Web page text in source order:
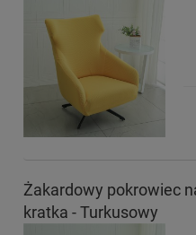
Żakardowy pokrowiec
kratka - Turkusowy